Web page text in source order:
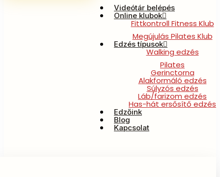
Videótár belépés
Online klubok
Fittkontroll Fitness Klub
Megújulás Pilates Klub
Edzés típusok
Walking edzés
Pilates
Gerinctorna
Alakformáló edzés
Súlyzós edzés
Láb/farizom edzés
Has-hát ersősítő edzés
Edzőink
Blog
Kapcsolat